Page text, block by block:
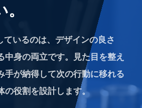
ているのは、デザインの良さ
中身の両立です。見た目を整え
手が納得して次の行動に移れる
の役割を設計します。